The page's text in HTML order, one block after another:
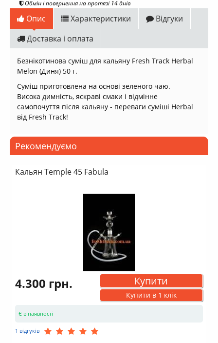
Обмін і повернення на протязі 14 днів
Опис Характеристики
Відгуки
Доставка і оплата
Безнікотинова суміш для кальяну Fresh Track Herbal
Melon (Диня) 50 г.
Суміш приготовлена на основі зеленого чаю.
Висока димність, яскраві смаки і відмінне
самопочуття після кальяну - переваги суміші Herbal
від Fresh Track!
Рекомендуємо
Кальян Temple 45 Fabula
4.300 грн. Купити
Купити в 1 клік
Є в наявності
1 відгуків